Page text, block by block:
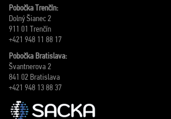
Pobočka Trenčín:
Dolný Šianec 2
911 01 Trenčín
+421 948 11 88 17
Pobočka Bratislava:
Švantnerova 2
841 02 Bratislava
+421 948 13 88 37